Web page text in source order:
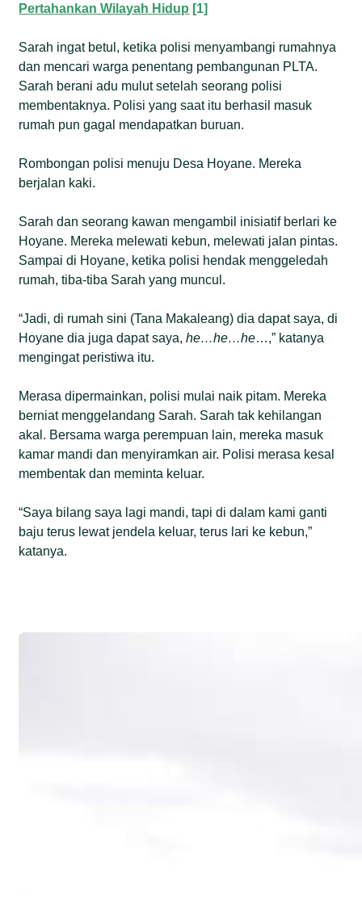
Pertahankan Wilayah Hidup [1]
Sarah ingat betul, ketika polisi menyambangi rumahnya
dan mencari warga penentang pembangunan PLTA.
Sarah berani adu mulut setelah seorang polisi
membentaknya. Polisi yang saat itu berhasil masuk
rumah pun gagal mendapatkan buruan.
Rombongan polisi menuju Desa Hoyane. Mereka
berjalan kaki.
Sarah dan seorang kawan mengambil inisiatif berlari ke
Hoyane. Mereka melewati kebun, melewati jalan pintas.
Sampai di Hoyane, ketika polisi hendak menggeledah
rumah, tiba-tiba Sarah yang muncul.
“Jadi, di rumah sini (Tana Makaleang) dia dapat saya, di
Hoyane dia juga dapat saya,he…he…he…,” katanya
mengingat peristiwa itu.
Merasa dipermainkan, polisi mulai naik pitam. Mereka
berniat menggelandang Sarah. Sarah tak kehilangan
akal. Bersama warga perempuan lain, mereka masuk
kamar mandi dan menyiramkan air. Polisi merasa kesal
membentak dan meminta keluar.
“Saya bilang saya lagi mandi, tapi di dalam kami ganti
baju terus lewat jendela keluar, terus lari ke kebun,”
katanya.